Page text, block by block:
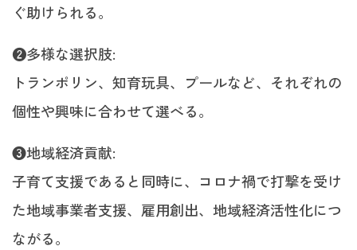
ぐ助けられる。
❷多様な選択肢:
トランポリン、知育玩具、プールなど、それぞれの
個性や興味に合わせて選べる。
❸地域経済貢献:
子育て支援であると同時に、コロナ禍で打撃を受け
た地域事業者支援、雇用創出、地域経済活性化につ
ながる。